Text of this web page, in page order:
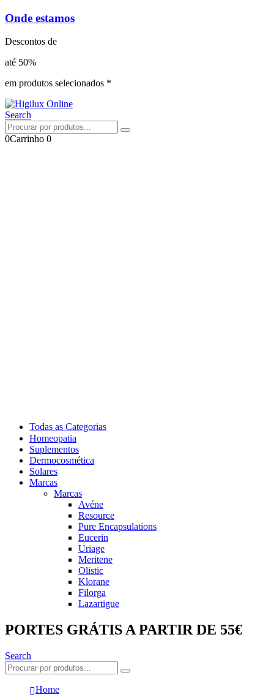
Onde estamos
Descontos de
até 50%
em produtos selecionados *
Search
0Carrinho 0
Todas as Categorias
Homeopatia
Suplementos
Dermocosmética
Solares
Marcas
Marcas
Avéne
Resource
Pure Encapsulations
Eucerin
Uriage
Meritene
Olistic
Klorane
Filorga
Lazartigue
PORTES GRÁTIS A PARTIR DE 55€
Search
Home